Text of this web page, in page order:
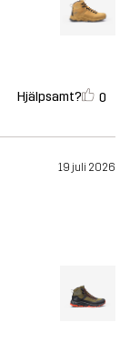
Hjälpsamt? 0
19 juli 2026